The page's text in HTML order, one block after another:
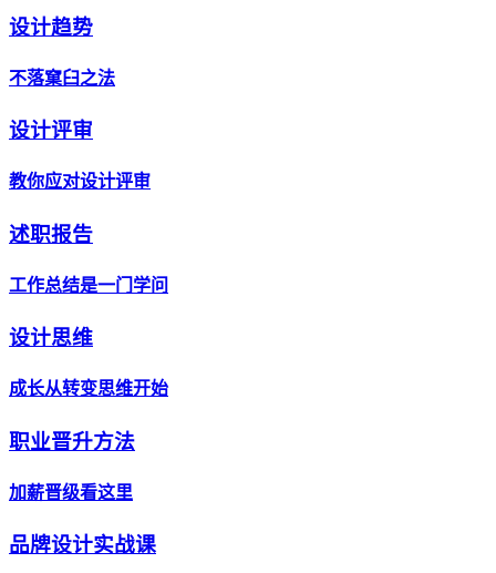
设计趋势
不落窠臼之法
设计评审
教你应对设计评审
述职报告
工作总结是一门学问
设计思维
成长从转变思维开始
职业晋升方法
加薪晋级看这里
品牌设计实战课